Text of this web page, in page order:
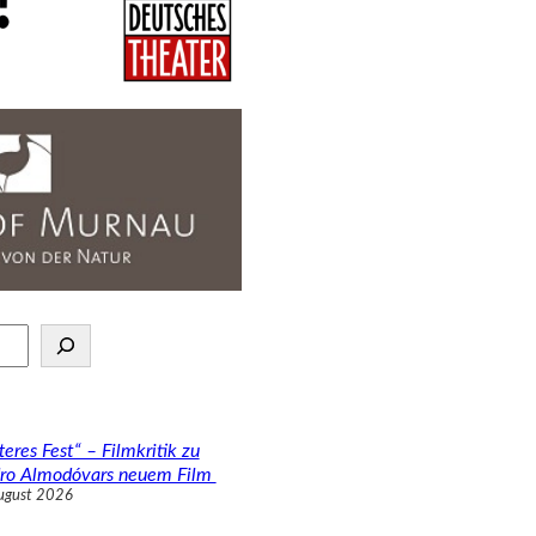
Fest“ – Filmkritik zu
Almodóvars neuem Film
2026